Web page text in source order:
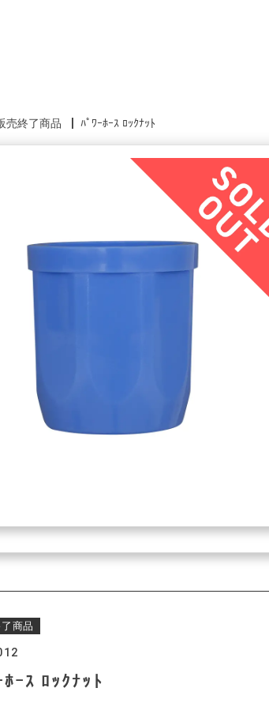
売終了商品 ﾊﾟﾜｰﾎｰｽ ﾛｯｸﾅｯﾄ
商品
ﾎｰｽ ﾛｯｸﾅｯﾄ